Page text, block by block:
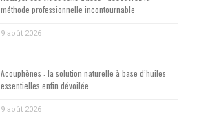
méthode professionnelle incontournable
9 août 2026
Acouphènes : la solution naturelle à base d’huiles
essentielles enfin dévoilée
9 août 2026